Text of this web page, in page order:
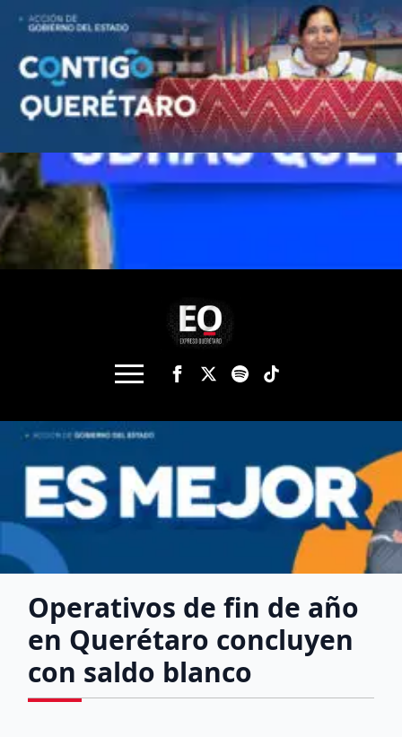
Operativos de fin de año
en Querétaro concluyen
con saldo blanco